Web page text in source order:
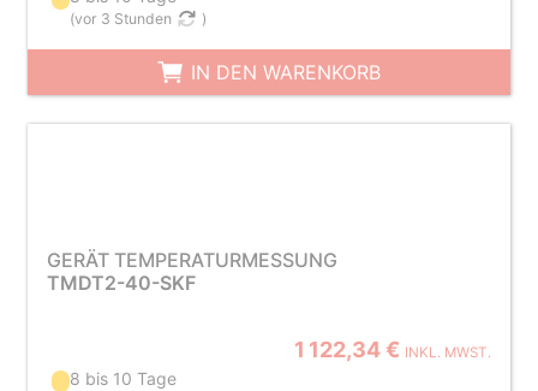
(vor 3 Stunden )
IN DEN WARENKORB
GERÄT TEMPERATURMESSUNG
TMDT2-40-SKF
1 122,34 € INKL. MWST.
8 bis 10 Tage